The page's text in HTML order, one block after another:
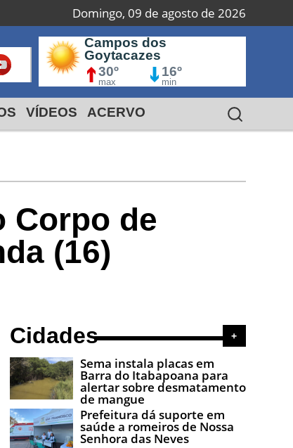
Domingo, 09 de agosto de 2026
Campos dos
Goytacazes
30º
max
16º
min
Macaé
24º
max min
VÍDEOS ACERVO
Corpo de
(16)
Cidades +
Sema instala placas em
Barra do Itabapoana para
alertar sobre desmatamento
de mangue
Prefeitura dá suporte em
saúde a romeiros de Nossa
Senhora das Neves